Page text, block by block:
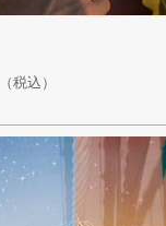
（税込）